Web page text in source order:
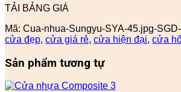
TẢI BẢNG GIÁ
Mã: Cua-nhua-Sungyu-SYA-45.jpg-
cửa đẹp, cửa giá rẻ, cửa hiện đại, cửa
Sản phẩm tương tự